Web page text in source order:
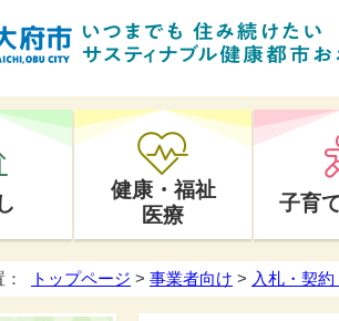
健康・福祉
医療
子育
： トップページ > 事業者向け > 入札・契約